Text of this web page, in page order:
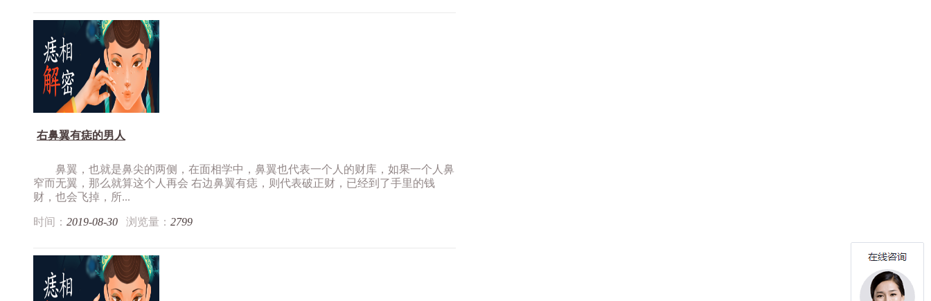
右鼻翼有痣的男人
鼻翼，也就是鼻尖的两侧，在面相学中，鼻翼也代表一个人的财库，如果一个人鼻
窄而无翼，那么就算这个人再会 右边鼻翼有痣，则代表破正财，已经到了手里的钱
财，也会飞掉，所...
时间： 2019-08-30 浏览量： 2799